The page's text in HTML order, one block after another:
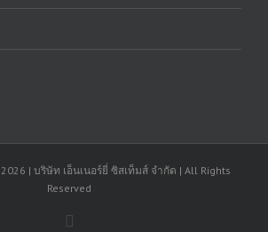
2026 | บริษัท เอ็นเนอร์ยี่ ซิสเท็มส์ จำกัด | All Rights
Reserved